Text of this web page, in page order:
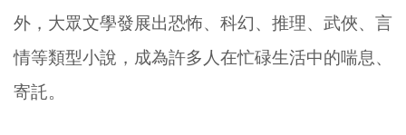
外，大眾文學發展出恐怖、科幻、推理、武俠、言
情等類型小說，成為許多人在忙碌生活中的喘息、
寄託。